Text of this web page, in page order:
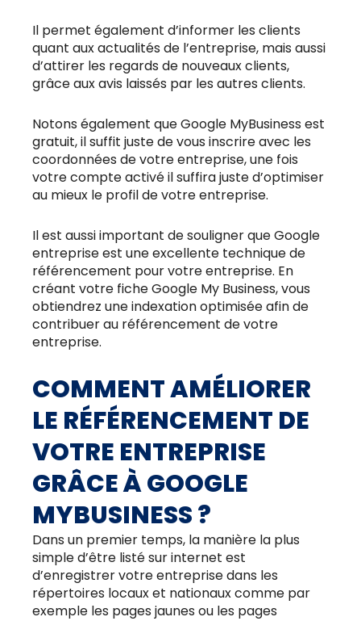
Il permet également d’informer les clients
quant aux actualités de l’entreprise, mais aussi
d’attirer les regards de nouveaux clients,
grâce aux avis laissés par les autres clients.
Notons également que Google MyBusiness est
gratuit, il suffit juste de vous inscrire avec les
coordonnées de votre entreprise, une fois
votre compte activé il suffira juste d’optimiser
au mieux le profil de votre entreprise.
Il est aussi important de souligner que Google
entreprise est une excellente technique de
référencement pour votre entreprise. En
créant votre fiche Google My Business, vous
obtiendrez une indexation optimisée afin de
contribuer au référencement de votre
entreprise.
COMMENT AMÉLIORER
LE RÉFÉRENCEMENT DE
VOTRE ENTREPRISE
GRÂCE À GOOGLE
MYBUSINESS ?
Dans un premier temps, la manière la plus
simple d’être listé sur internet est
d’enregistrer votre entreprise dans les
répertoires locaux et nationaux comme par
exemple les pages jaunes ou les pages